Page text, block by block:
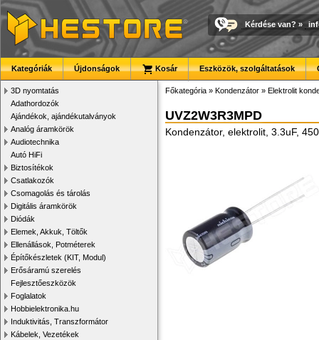
Kérdése van? »
Kategóriák Újdonságok Kosár Eszközök, szolgáltatások
3D nyomtatás
Adathordozók
Ajándékok, ajándékutalványok
Analóg áramkörök
Audiotechnika
Autó HiFi
Biztosítékok
Csatlakozók
Csomagolás és tárolás
Digitális áramkörök
Diódák
Elemek, Akkuk, Töltők
Ellenállások, Potméterek
Építőkészletek (KIT, Modul)
Erősáramú szerelés
Fejlesztőeszközök
Foglalatok
Hobbielektronika.hu
Induktivitás, Transzformátor
Kábelek, Vezetékek
Főkategória » Kondenzátor » Elektrolit
UVZ2W3R3MPD
Kondenzátor, elektrolit, 3.3uF,